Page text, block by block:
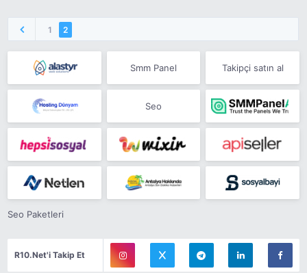
1 2
Smm Panel Takipçi satın al
Seo
Seo Paketleri
R10.Net'i Takip Et